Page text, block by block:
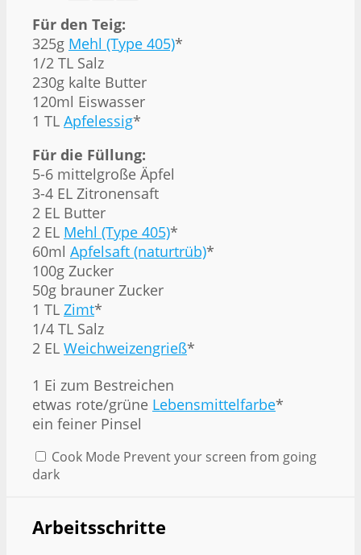
Für den Teig:
325g Mehl (Type 405)*
1/2 TL Salz
230g kalte Butter
120ml Eiswasser
1 TL Apfelessig*
Für die Füllung:
5-6 mittelgroße Äpfel
3-4 EL Zitronensaft
2 EL Butter
2 EL Mehl (Type 405)*
60ml Apfelsaft (naturtrüb)*
100g Zucker
50g brauner Zucker
1 TL Zimt*
1/4 TL Salz
2 EL Weichweizengrieß*
1 Ei zum Bestreichen
etwas rote/grüne Lebensmittelfarbe*
ein feiner Pinsel
Cook Mode Prevent your screen from going
dark
Arbeitsschritte